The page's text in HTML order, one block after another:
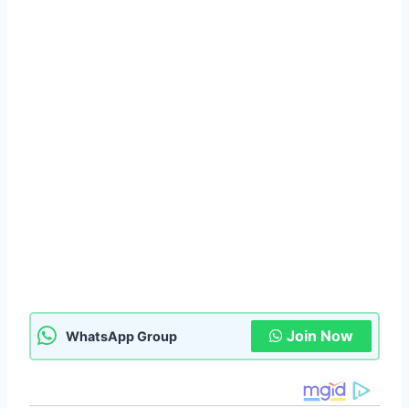
WhatsApp Group Join Now